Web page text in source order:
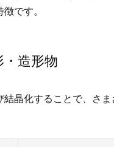
です。
造形物
晶化することで、さ